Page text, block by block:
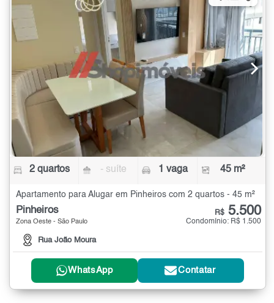
2 quartos - suíte 1 vaga 45 m²
Apartamento para Alugar em Pinheiros com 2 quartos - 45 m²
Pinheiros
Zona Oeste - São Paulo
Rua João Moura
R$ 5.500
Condomínio: R$ 1.500
WhatsApp Contatar